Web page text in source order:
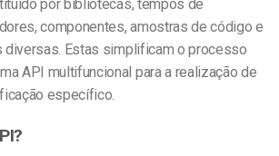
por bibliotecas, tempos de
componentes, amostras de código e
diversas. Estas simplificam o processo
API multifuncional para a realização de
específico.